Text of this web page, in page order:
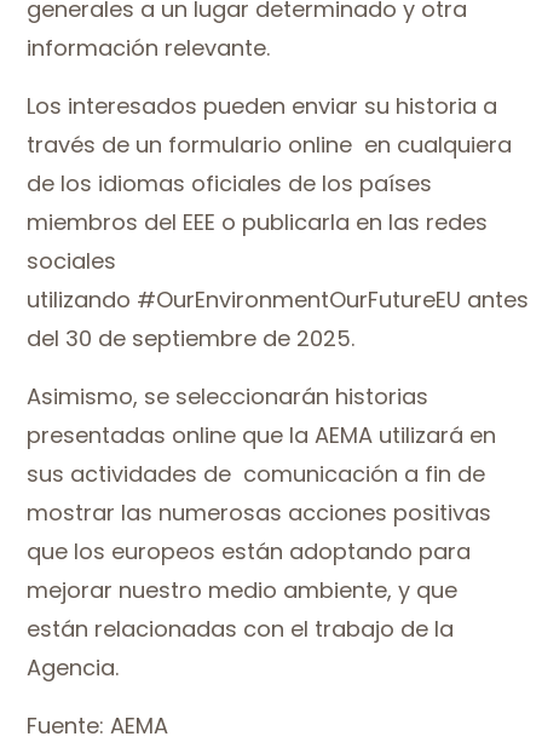
generales a un lugar determinado y otra
información relevante.
Los interesados pueden enviar su historia a
través de un formulario online en cualquiera
de los idiomas oficiales de los países
miembros del EEE o publicarla en las redes
sociales
utilizando #OurEnvironmentOurFutureEU antes
del 30 de septiembre de 2025.
Asimismo, se seleccionarán historias
presentadas online que la AEMA utilizará en
sus actividades de comunicación a fin de
mostrar las numerosas acciones positivas
que los europeos están adoptando para
mejorar nuestro medio ambiente, y que
están relacionadas con el trabajo de la
Agencia.
Fuente: AEMA